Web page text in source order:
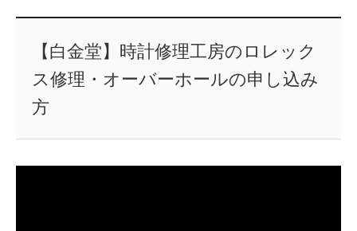
【白金堂】時計修理工房のロレック
ス修理・オーバーホールの申し込み
方